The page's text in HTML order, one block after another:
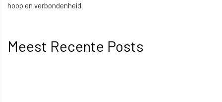
hoop en verbondenheid.
Meest Recente Posts